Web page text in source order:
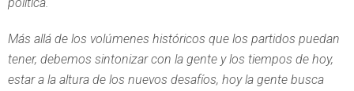
Más allá de los volúmenes históricos que los partidos puedan
tener, debemos sintonizar con la gente y los tiempos de hoy,
estar a la altura de los nuevos desafíos, hoy la gente busca